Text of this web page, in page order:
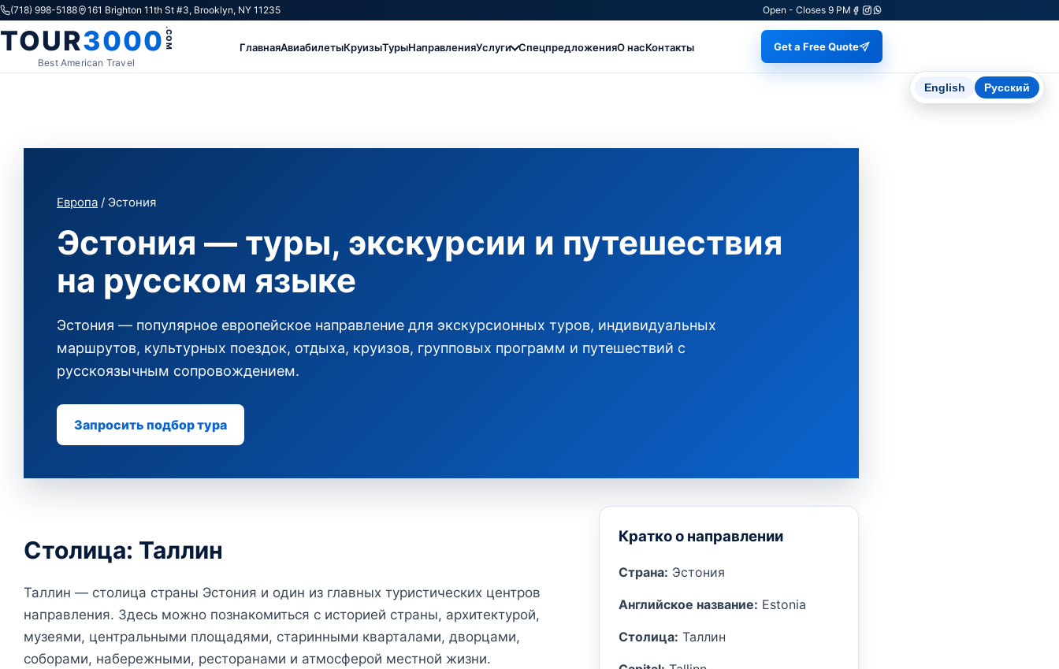
Skip to content
(718) 998-5188 161 Brighton 11th St #3, Brooklyn, NY 11235 Open - Closes 9 PM
TOUR3000.COM
Best American Travel
ГлавнаяАвиабилетыКруизыТурыНаправленияУслуги СпецпредложенияО насКонтакты Get a Free Quote
Европа / Эстония
Эстония — туры, экскурсии и путешествия
на русском языке
Эстония — популярное европейское направление для экскурсионных туров, индивидуальных
маршрутов, культурных поездок, отдыха, круизов, групповых программ и путешествий с
русскоязычным сопровождением.
Запросить подбор тура
Столица: Таллин
Таллин — столица страны Эстония и один из главных туристических центров
направления. Здесь можно познакомиться с историей страны, архитектурой,
музеями, центральными площадями, старинными кварталами, дворцами,
соборами, набережными, ресторанами и атмосферой местной жизни.
Кратко о направлении
Страна: Эстония
Английское название: Estonia
Столица: Таллин
English Русский